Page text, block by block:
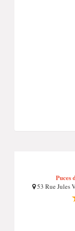
Puces
53 Rue Jules